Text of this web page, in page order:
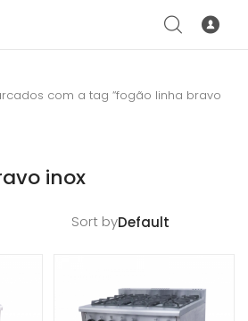
com a tag “fogão linha bravo
inox
Sort by